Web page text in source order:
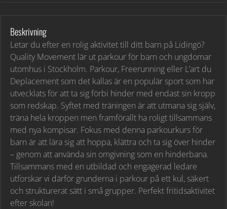
Beskrivning
Letar du efter en rolig aktivitet till ditt barn på Lidingö?
Quality Movement lär ut parkour för barn och ungdomar
utomhus i Stockholm. Parkour, Freerunning eller L’art du
Deplacement som det kallas är en populär sport som har
utvecklats för att ta sig förbi hinder med endast sin kropp
som redskap. Syftet med träningen är att utmana sig själv,
träna hela kroppen men framförallt ha roligt tillsammans
med nya kompisar. Fokus med denna parkourkurs för
barn är att lära sig att hoppa, klättra och ta sig över hinder
– genom att använda sin omgivning som en hinderbana.
Tillsammans med en utbildad och engagerad ledare
utforskar vi därför grunderna i parkour på ett kul, säkert
och strukturerat sätt i små grupper. Perfekt fritidsaktivitet
efter skolan!